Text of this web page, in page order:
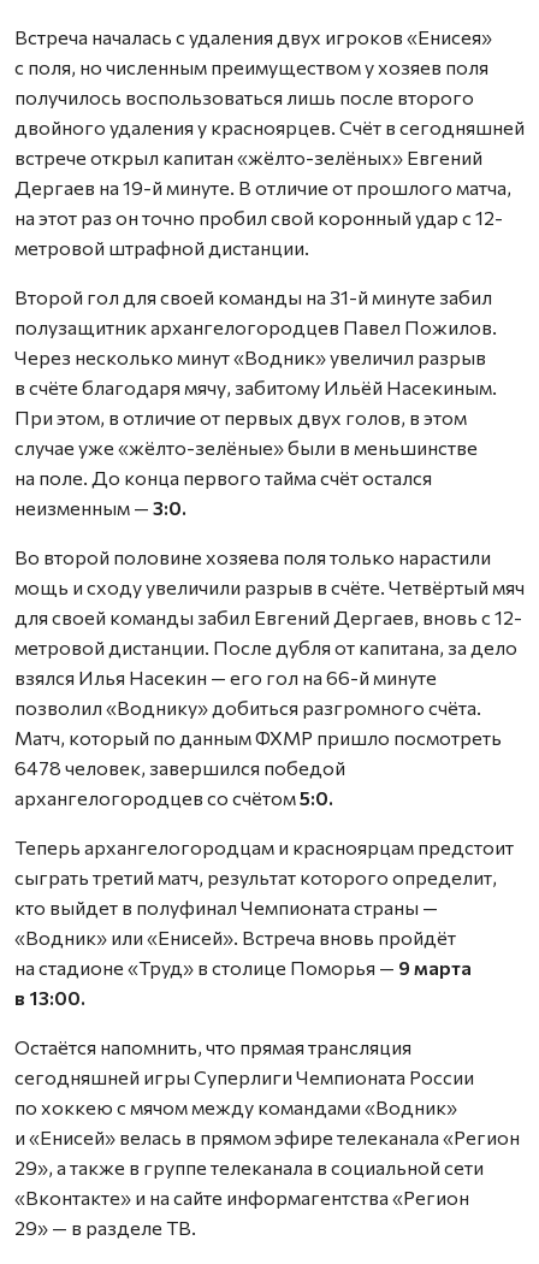
Встреча началась с удаления двух игроков «Енисея»
с поля, но численным преимуществом у хозяев поля
получилось воспользоваться лишь после второго
двойного удаления у красноярцев. Счёт в сегодняшней
встрече открыл капитан «жёлто-зелёных» Евгений
Дергаев на 19-й минуте. В отличие от прошлого матча,
на этот раз он точно пробил свой коронный удар с 12-
метровой штрафной дистанции.
Второй гол для своей команды на 31-й минуте забил
полузащитник архангелогородцев Павел Пожилов.
Через несколько минут «Водник» увеличил разрыв
в счёте благодаря мячу, забитому Ильёй Насекиным.
При этом, в отличие от первых двух голов, в этом
случае уже «жёлто-зелёные» были в меньшинстве
на поле. До конца первого тайма счёт остался
неизменным — 3:0.
Во второй половине хозяева поля только нарастили
мощь и сходу увеличили разрыв в счёте. Четвёртый мяч
для своей команды забил Евгений Дергаев, вновь с 12-
метровой дистанции. После дубля от капитана, за дело
взялся Илья Насекин — его гол на 66-й минуте
позволил «Воднику» добиться разгромного счёта.
Матч, который по данным ФХМР пришло посмотреть
6478 человек, завершился победой
архангелогородцев со счётом5:0.
Теперь архангелогородцам и красноярцам предстоит
сыграть третий матч, результат которого определит,
кто выйдет в полуфинал Чемпионата страны —
«Водник» или «Енисей». Встреча вновь пройдёт
на стадионе «Труд» в столице Поморья — 9 марта
в 13:00.
Остаётся напомнить, что прямая трансляция
сегодняшней игры Суперлиги Чемпионата России
по хоккею с мячом между командами «Водник»
и «Енисей» велась в прямом эфире телеканала «Регион
29», а также в группе телеканала в социальной сети
«Вконтакте» и на сайте информагентства «Регион
29» — в разделе ТВ.